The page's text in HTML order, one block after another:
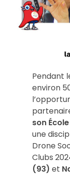
Pendant
environ
son
une
Drone
Clubs
(93) et